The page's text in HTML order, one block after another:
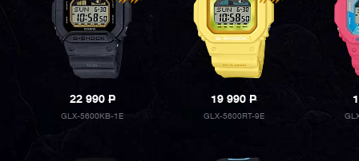
22 990P
GLX-5600KB-1E
19 990P
GLX-5600RT-9E